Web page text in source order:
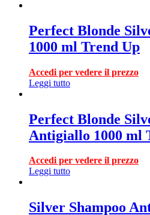
Perfect Blonde
1000 ml Trend Up
Accedi per vedere il prezzo
Leggi tutto
Perfect Blonde
Antigiallo 1000 ml
Accedi per vedere il prezzo
Leggi tutto
Silver Shampoo